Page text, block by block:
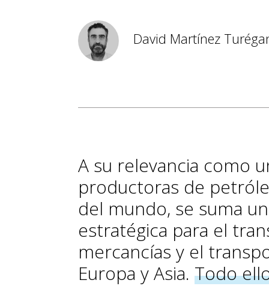
David Martínez
A su relevancia como
productoras de
del mundo, se suma
estratégica para el
mercancías y el
Europa y Asia. Todo